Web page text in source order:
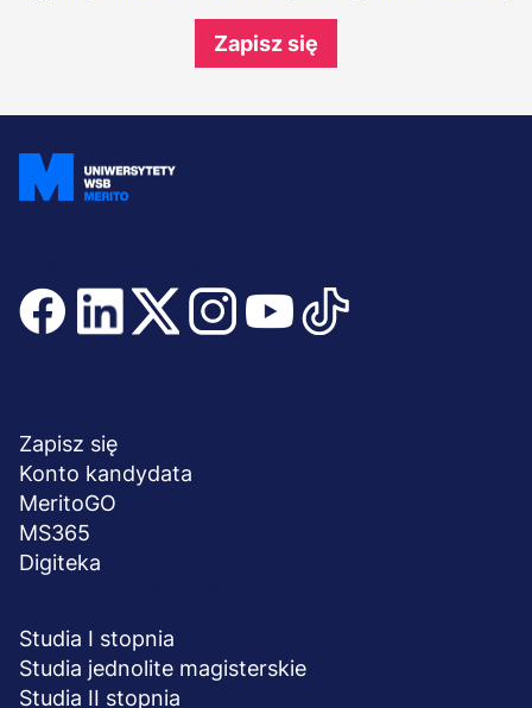
Zapisz się
stopka
Zapisz się
Konto kandydata
MeritoGO
MS365
Digiteka
Studia I stopnia
Studia jednolite magisterskie
Studia II stopnia